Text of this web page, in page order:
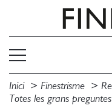
Inici Finestrisme
Totes les grans